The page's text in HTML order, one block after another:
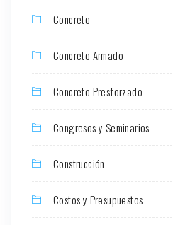
Concreto
Concreto Armado
Concreto Presforzado
Congresos y Seminarios
Construcción
Costos y Presupuestos